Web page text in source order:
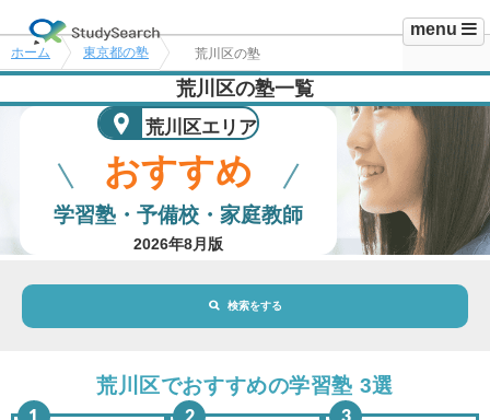
menu
ホーム 東京都の塾 荒川区の塾
荒川区の塾一覧
荒川区エリア
おすすめ
学習塾・予備校・家庭教師
2026年8月版
検索をする
地域・駅 荒川区エリア
荒川区でおすすめの学習塾 3選